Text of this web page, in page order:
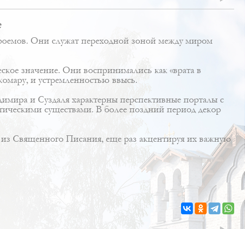
Они служат переходной зоной между миром
значение. Они воспринимались как «врата в
и устремленностью ввысь.
и Суздаля характерны перспективные порталы с
существами. В более поздний период декор
Священного Писания, еще раз акцентируя их важную